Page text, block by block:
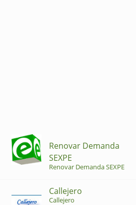
Renovar Demanda
SEXPE
Renovar Demanda SEXPE
Callejero
Callejero